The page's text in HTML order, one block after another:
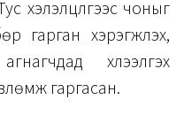
хэлэлцүүлгээс чоныг
гарган хэрэгжүүлэх,
хүлээлгэх
гаргасан.